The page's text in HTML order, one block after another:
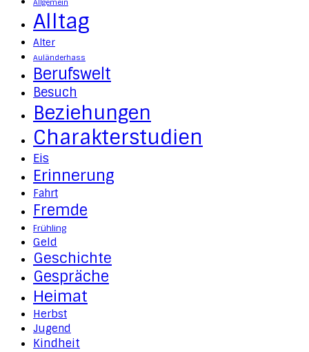
Allgemein
Alltag
Alter
Auländerhass
Berufswelt
Besuch
Beziehungen
Charakterstudien
Eis
Erinnerung
Fahrt
Fremde
Frühling
Geld
Geschichte
Gespräche
Heimat
Herbst
Jugend
Kindheit